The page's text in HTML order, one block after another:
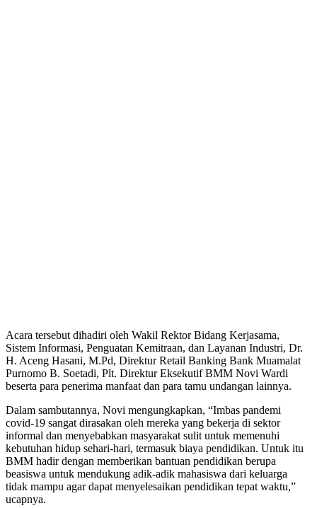
Acara tersebut dihadiri oleh Wakil Rektor Bidang Kerjasama,
Sistem Informasi, Penguatan Kemitraan, dan Layanan Industri, Dr.
H. Aceng Hasani, M.Pd, Direktur Retail Banking Bank Muamalat
Purnomo B. Soetadi, Plt. Direktur Eksekutif BMM Novi Wardi
beserta para penerima manfaat dan para tamu undangan lainnya.
Dalam sambutannya, Novi mengungkapkan, “Imbas pandemi
covid-19 sangat dirasakan oleh mereka yang bekerja di sektor
informal dan menyebabkan masyarakat sulit untuk memenuhi
kebutuhan hidup sehari-hari, termasuk biaya pendidikan. Untuk itu
BMM hadir dengan memberikan bantuan pendidikan berupa
beasiswa untuk mendukung adik-adik mahasiswa dari keluarga
tidak mampu agar dapat menyelesaikan pendidikan tepat waktu,”
ucapnya.